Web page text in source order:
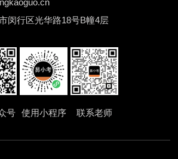
闵行区光华路18号B幢4层
号 使用小程序 联系老师